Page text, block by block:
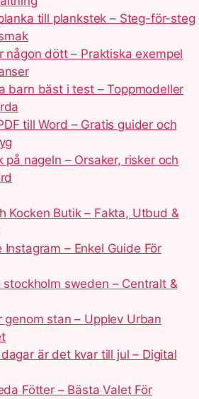
till plankstek – Steg-för-steg
någon dött – Praktiska exempel
barn bäst i test – Toppmodeller
till Word – Gratis guider och
på nageln – Orsaker, risker och
Kocken Butik – Fakta, Utbud &
Instagram – Enkel Guide För
stockholm sweden – Centralt &
genom stan – Upplev Urban
är det kvar till jul – Digital
Fötter – Bästa Valet För